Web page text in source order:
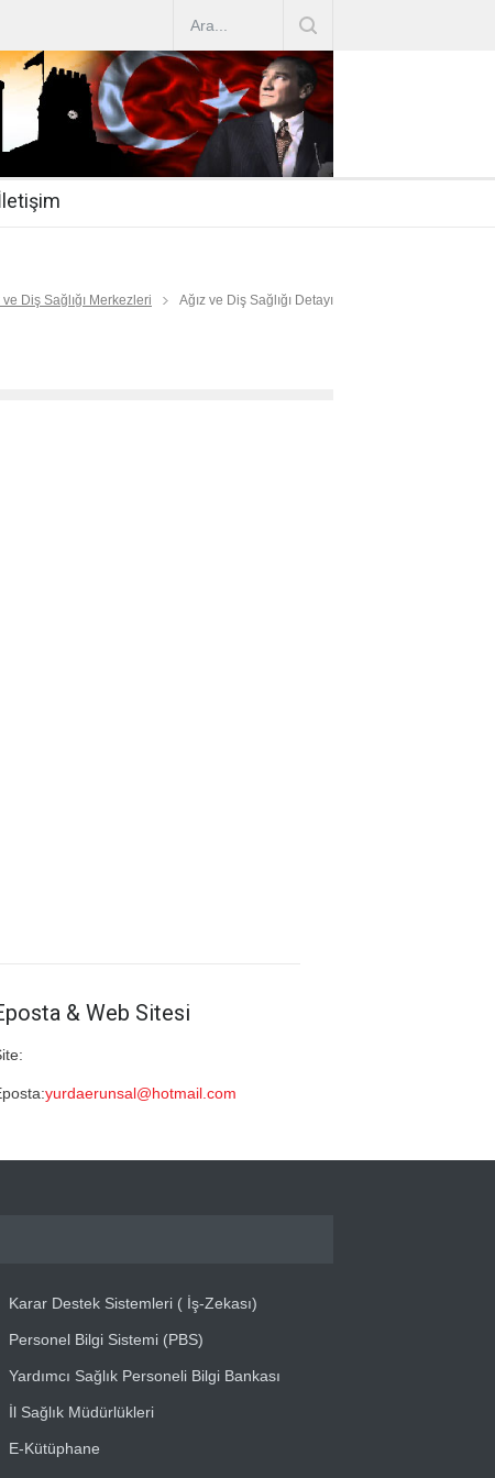
ARTIRIMLARI|2019-07-31
2019/16 | 2019-07-31
Çalıştırma Talep|2019-06-26
ve Diş Sağlığı Merkezleri Ağız ve Diş Sağlığı Detayı
& Web Sitesi
yurdaerunsal@hotmail.com
Karar Destek Sistemleri ( İş-Zekası)
Personel Bilgi Sistemi (PBS)
Yardımcı Sağlık Personeli Bilgi Bankası
İl Sağlık Müdürlükleri
E-Kütüphane